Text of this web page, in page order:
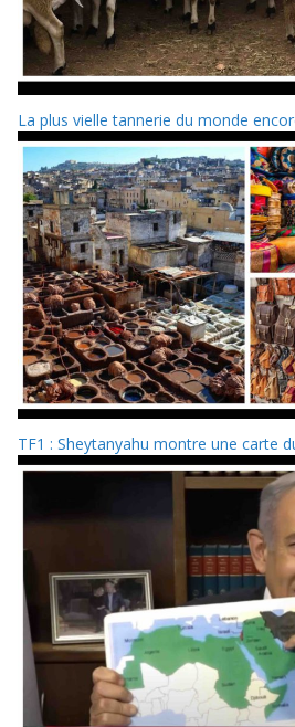
La plus vielle tannerie du monde
TF1 : Sheytanyahu montre une carte